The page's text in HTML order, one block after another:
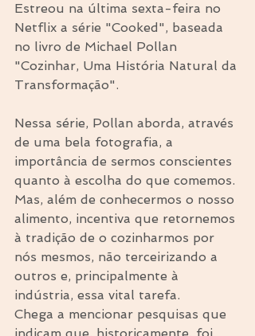
Estreou na última sexta-feira no
Netflix a série "Cooked", baseada
no livro de Michael Pollan
"Cozinhar, Uma História Natural da
Transformação".
Nessa série, Pollan aborda, através
de uma bela fotografia, a
importância de sermos conscientes
quanto à escolha do que comemos.
Mas, além de conhecermos o nosso
alimento, incentiva que retornemos
à tradição de o cozinharmos por
nós mesmos, não terceirizando a
outros e, principalmente à
indústria, essa vital tarefa.
Chega a mencionar pesquisas que